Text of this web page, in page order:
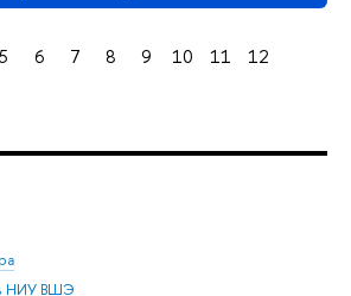
5 6 7 8 9 10 11
12
в НИУ ВШЭ